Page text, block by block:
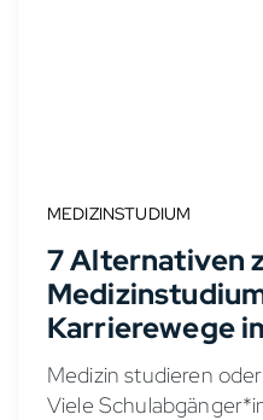
MEDIZINSTUDIUM
7 Alternativen
Karrierewege
Medizin studieren
Viele